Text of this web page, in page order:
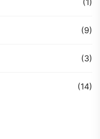
(1)
(9)
(3)
(14)